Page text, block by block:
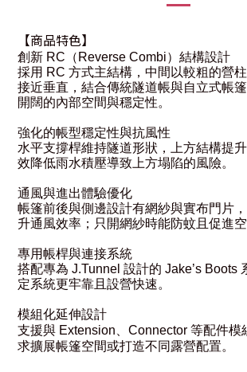
【商品特色】
創新 RC（Reverse Combi）結構設計
採用 RC 方式主結構，中間以較粗的營
接近垂直，結合傳統隧道帳與自立式帳
開闊的內部空間與穩定性。
強化的帳型穩定性與抗風性
水平支撐桿維持隧道形狀，上方結構提
效降低雨水積壓導致上方塌陷的風險。
通風與進出體驗優化
帳篷前後與側邊設計有網紗與實布門片
升通風效率；只開網紗時能防蚊且促進空
專用帳桿與連接系統
搭配專為 J.Tunnel 設計的 Jake’s Boots
定系統更牢靠且設營快速。
模組化延伸設計
支援與 Extension、Connector 等配件模
求擴展帳篷空間或打造不同露營配置。